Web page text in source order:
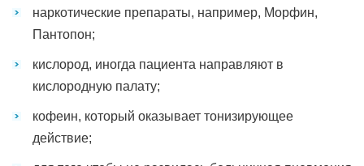
наркотические препараты, например, Морфин,
Пантопон;
кислород, иногда пациента направляют в
кислородную палату;
кофеин, который оказывает тонизирующее
действие;